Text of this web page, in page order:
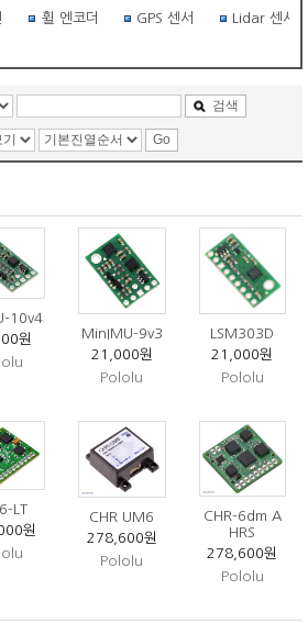
휠 엔코더 GPS 센서
Lidar 센서
검색
10v4
원
MinIMU-9v3
21,000원
Pololu
LSM303D
21,000원
Pololu
LT
원
CHR UM6
278,600원
Pololu
CHR-6dm A
HRS
278,600원
Pololu